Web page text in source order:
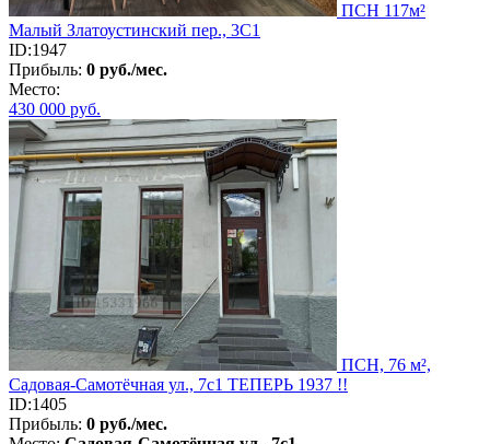
ПСН 117м²
Малый Златоустинский пер., 3С1
ID:1947
Прибыль: 0 руб./мес.
Место:
430 000 руб.
ПСН, 76 м²,
Садовая-Самотёчная ул., 7с1 ТЕПЕРЬ 1937 !!
ID:1405
Прибыль: 0 руб./мес.